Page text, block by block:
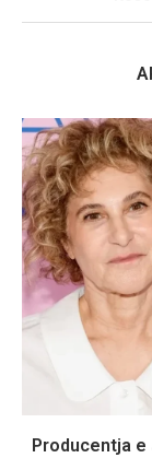
Producentja